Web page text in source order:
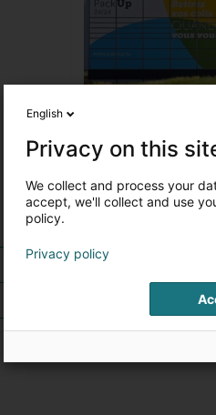
A propos de
Le réseau PackUp
Pour y faire livrer
mentionner votre
Les plus grands
Lorsque votre colis
English
Privacy on this
We collect and process your
accept, we'll collect and use
policy.
Privacy policy